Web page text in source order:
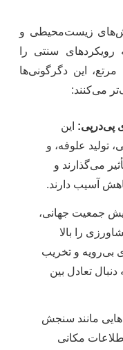
زیست‌محیطی و
سنتی را
این دگرگونی‌ها
می‌کنند:
پی‌درپی: این
تولید علوفه، و
می‌گذارند و
آسیب دارند.
جمعیت جهانی،
را بالا
بی‌رویه و تخریب
تعادل بین
مانند سنجش
مکانی